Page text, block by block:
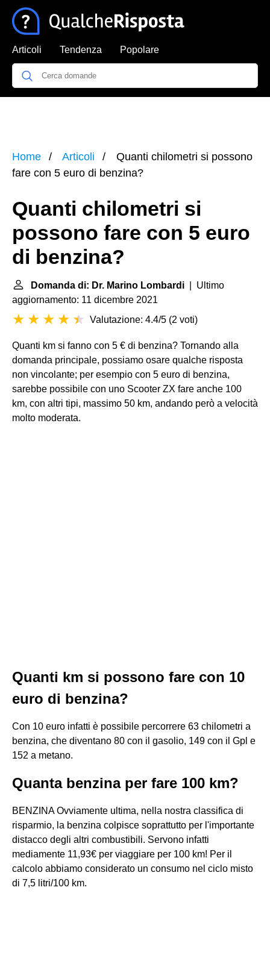
Articoli Tendenza Popolare
Home Articoli
Quanti chilometri si possono
fare con 5 euro di benzina?
Quanti chilometri si
possono fare con 5 euro
di benzina?
Domanda di: Dr. Marino Lombardi | Ultimo
aggiornamento: 11 dicembre 2021
Valutazione: 4.4/5 (2 voti)
Quanti km si fanno con 5 € di benzina? Tornando alla
domanda principale, possiamo osare qualche risposta
non vincolante; per esempio con 5 euro di benzina,
sarebbe possibile con uno Scooter ZX fare anche 100
km, con altri tipi, massimo 50 km, andando però a velocità
molto moderata.
Quanti km si possono fare con 10
euro di benzina?
Con 10 euro infatti è possibile percorrere 63 chilometri a
benzina, che diventano 80 con il gasolio, 149 con il Gpl e
152 a metano.
Quanta benzina per fare 100 km?
BENZINA Ovviamente ultima, nella nostra classifica di
risparmio, la benzina colpisce soprattutto per l'importante
distacco degli altri combustibili. Servono infatti
mediamente 11,93€ per viaggiare per 100 km! Per il
calcolo abbiamo considerato un consumo nel ciclo misto
di 7,5 litri/100 km.